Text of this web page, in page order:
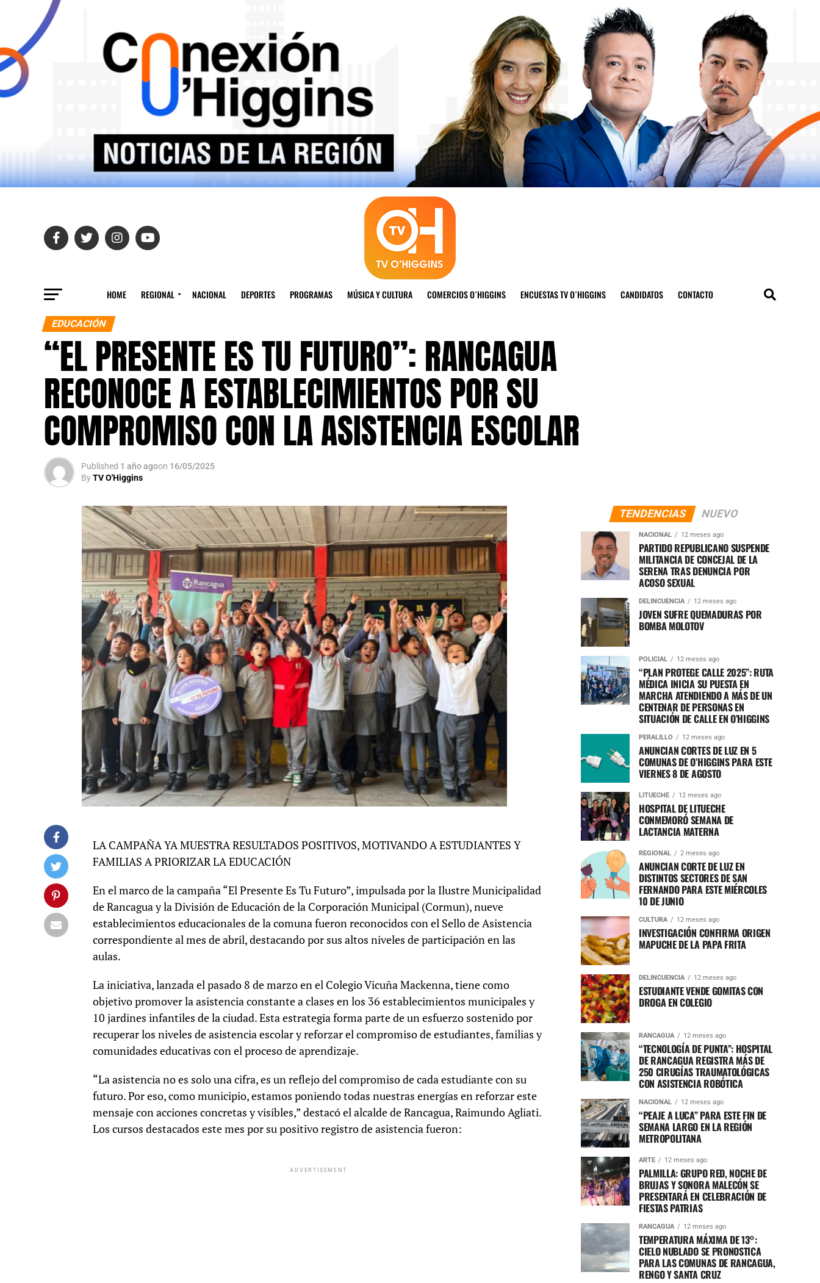
HOME REGIONAL NACIONAL DEPORTES PROGRAMAS MÚSICA Y CULTURA COMERCIOS O´HIGGINS ENCUESTAS TV O´HIGGINS CANDIDATOS CONTACTO
EDUCACIÓN
“EL PRESENTE ES TU FUTURO”: RANCAGUA
RECONOCE A ESTABLECIMIENTOS POR SU
COMPROMISO CON LA ASISTENCIA ESCOLAR
Published 1 año agoon 16/05/2025
ByTV O'Higgins
LA CAMPAÑA YA MUESTRA RESULTADOS POSITIVOS, MOTIVANDO A ESTUDIANTES Y
FAMILIAS A PRIORIZAR LA EDUCACIÓN
En el marco de la campaña “El Presente Es Tu Futuro”, impulsada por la Ilustre Municipalidad
de Rancagua y la División de Educación de la Corporación Municipal (Cormun), nueve
establecimientos educacionales de la comuna fueron reconocidos con el Sello de Asistencia
correspondiente al mes de abril, destacando por sus altos niveles de participación en las
aulas.
La iniciativa, lanzada el pasado 8 de marzo en el Colegio Vicuña Mackenna, tiene como
objetivo promover la asistencia constante a clases en los 36 establecimientos municipales y
10 jardines infantiles de la ciudad. Esta estrategia forma parte de un esfuerzo sostenido por
recuperar los niveles de asistencia escolar y reforzar el compromiso de estudiantes, familias y
comunidades educativas con el proceso de aprendizaje.
“La asistencia no es solo una cifra, es un reflejo del compromiso de cada estudiante con su
futuro. Por eso, como municipio, estamos poniendo todas nuestras energías en reforzar este
mensaje con acciones concretas y visibles,” destacó el alcalde de Rancagua, Raimundo Agliati.
Los cursos destacados este mes por su positivo registro de asistencia fueron:
ADVERTISEMENT
TENDENCIAS NUEVO
NACIONAL 12 meses ago
PARTIDO REPUBLICANO SUSPENDE
MILITANCIA DE CONCEJAL DE LA
SERENA TRAS DENUNCIA POR
ACOSO SEXUAL
DELINCUENCIA 12 meses ago
JOVEN SUFRE QUEMADURAS POR
BOMBA MOLOTOV
POLICIAL 12 meses ago
“PLAN PROTEGE CALLE 2025”: RUTA
MÉDICA INICIA SU PUESTA EN
MARCHA ATENDIENDO A MÁS DE UN
CENTENAR DE PERSONAS EN
SITUACIÓN DE CALLE EN O’HIGGINS
PERALILLO 12 meses ago
ANUNCIAN CORTES DE LUZ EN 5
COMUNAS DE O’HIGGINS PARA ESTE
VIERNES 8 DE AGOSTO
LITUECHE 12 meses ago
HOSPITAL DE LITUECHE
CONMEMORÓ SEMANA DE
LACTANCIA MATERNA
REGIONAL 2 meses ago
ANUNCIAN CORTE DE LUZ EN
DISTINTOS SECTORES DE SAN
FERNANDO PARA ESTE MIÉRCOLES
10 DE JUNIO
CULTURA 12 meses ago
INVESTIGACIÓN CONFIRMA ORIGEN
MAPUCHE DE LA PAPA FRITA
DELINCUENCIA 12 meses ago
ESTUDIANTE VENDE GOMITAS CON
DROGA EN COLEGIO
RANCAGUA 12 meses ago
“TECNOLOGÍA DE PUNTA”: HOSPITAL
DE RANCAGUA REGISTRA MÁS DE
250 CIRUGÍAS TRAUMATOLÓGICAS
CON ASISTENCIA ROBÓTICA
NACIONAL 12 meses ago
“PEAJE A LUCA” PARA ESTE FIN DE
SEMANA LARGO EN LA REGIÓN
METROPOLITANA
ARTE 12 meses ago
PALMILLA: GRUPO RED, NOCHE DE
BRUJAS Y SONORA MALECÓN SE
PRESENTARÁ EN CELEBRACIÓN DE
FIESTAS PATRIAS
RANCAGUA 12 meses ago
TEMPERATURA MÁXIMA DE 13°:
CIELO NUBLADO SE PRONOSTICA
PARA LAS COMUNAS DE RANCAGUA,
RENGO Y SANTA CRUZ